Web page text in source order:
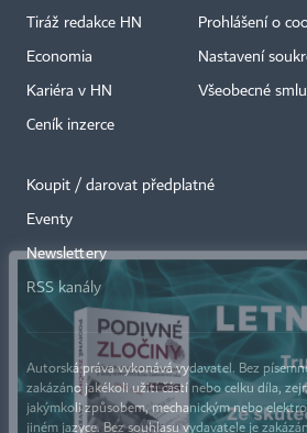
Tiráž redakce HN
Economia
Kariéra v HN
Ceník inzerce
Prohlášení o
Nastavení
Všeobecné
Koupit / darovat předplatné
Eventy
Newslettery
RSS kanály
Autorská práva vykonává vydavatel. Bez
zakázáno jakékoli užití částí nebo celku díla,
jakýmkoli způsobem, mechanickým nebo
jiném jazyce. Bez souhlasu vydavatele je